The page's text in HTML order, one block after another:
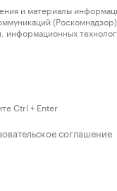
Ctrl + Enter
соглашение